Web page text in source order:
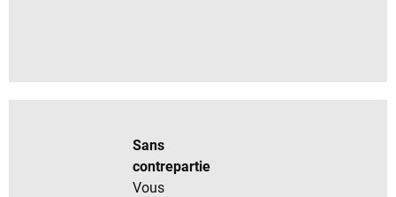
Sans
contrepartie
Vous